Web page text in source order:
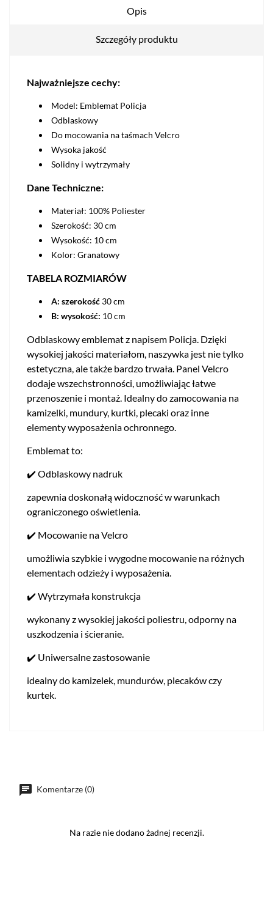
Opis
Szczegóły produktu
Najważniejsze cechy:
Model: Emblemat Policja
Odblaskowy
Do mocowania na taśmach Velcro
Wysoka jakość
Solidny i wytrzymały
Dane Techniczne:
Materiał: 100% Poliester
Szerokość: 30 cm
Wysokość: 10 cm
Kolor: Granatowy
TABELA ROZMIARÓW
A: szerokość 30 cm
B: wysokość: 10 cm
Odblaskowy emblemat z napisem Policja. Dzięki
wysokiej jakości materiałom, naszywka jest nie tylko
estetyczna, ale także bardzo trwała. Panel Velcro
dodaje wszechstronności, umożliwiając łatwe
przenoszenie i montaż. Idealny do zamocowania na
kamizelki, mundury, kurtki, plecaki oraz inne
elementy wyposażenia ochronnego.
Emblemat to:
✔️ Odblaskowy nadruk
zapewnia doskonałą widoczność w warunkach
ograniczonego oświetlenia.
✔️ Mocowanie na Velcro
umożliwia szybkie i wygodne mocowanie na różnych
elementach odzieży i wyposażenia.
✔️ Wytrzymała konstrukcja
wykonany z wysokiej jakości poliestru, odporny na
uszkodzenia i ścieranie.
✔️ Uniwersalne zastosowanie
idealny do kamizelek, mundurów, plecaków czy
kurtek.
Komentarze (0)
Na razie nie dodano żadnej recenzji.